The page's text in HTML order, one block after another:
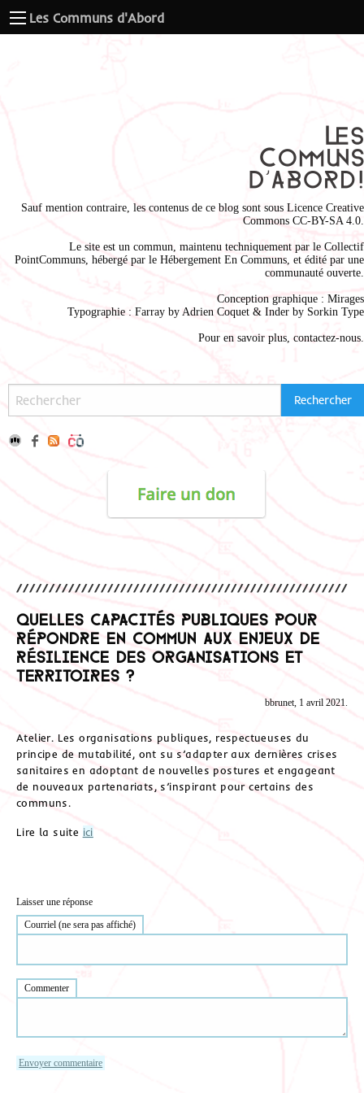
Les Communs d'Abord
Sauf mention contraire, les contenus de ce blog sont sous Licence Creative
Commons CC-BY-SA 4.0
Le site est un commun, maintenu techniquement par le Collectif
PointCommuns , hébergé par le Hébergement En Communs , et édité par une
communauté ouverte.
Conception graphique : Mirages
Typographie : Farray by Adrien Coquet & Inder by Sorkin Type
Pour en savoir plus, contactez-nous
Quelles capacités publiques pour
répondre en commun aux enjeux de
résilience des organisations et
territoires ?
bbrunet, 1 avril 2021.
Atelier. Les organisations publiques, respectueuses du
principe de mutabilité, ont su s’adapter aux dernières crises
sanitaires en adoptant de nouvelles postures et engageant
de nouveaux partenariats, s’inspirant pour certains des
communs.
Lire la suite ici
Laisser une réponse
Courriel (ne sera pas affiché)
Commenter